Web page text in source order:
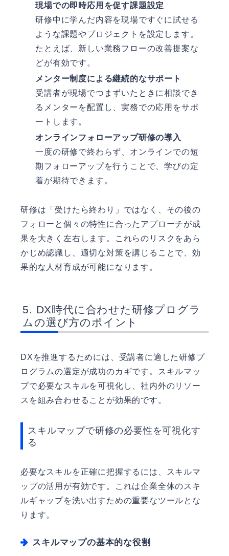
現場での即時応用を促す課題設定
研修中に学んだ内容を現場ですぐに試せる
ような課題やプロジェクトを設定します。
たとえば、新しい業務フローの改善提案な
どが有効です。
メンター制度による継続的なサポート
受講者が現場でつまずいたときに相談でき
るメンターを配置し、実務での応用をサポ
ートします。
オンラインフォローアップ研修の導入
一度の研修で終わらず、オンラインでの短
期フォローアップを行うことで、学びの定
着が期待できます。
研修は「受けたら終わり」ではなく、その後の
フォローと個々の特性に合ったアプローチが成
果を大きく左右します。これらのリスクをあら
かじめ認識し、適切な対策を講じることで、効
果的な人材育成が可能になります。
DX時代に合わせた研修プログラ
ムの選び方のポイント
DXを推進するためには、受講者に適した研修プ
ログラムの選定が成功のカギです。スキルマッ
プで必要なスキルを可視化し、社内外のリソー
スを組み合わせることが効果的です。
スキルマップで研修の必要性を可視化す
る
必要なスキルを正確に把握するには、スキルマ
ップの活用が有効です。これは企業全体のスキ
ルギャップを洗い出すための重要なツールとな
ります。
スキルマップの基本的な役割